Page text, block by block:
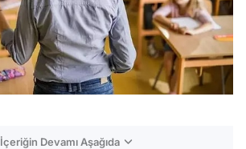
İçeriğin Devamı Aşağıda